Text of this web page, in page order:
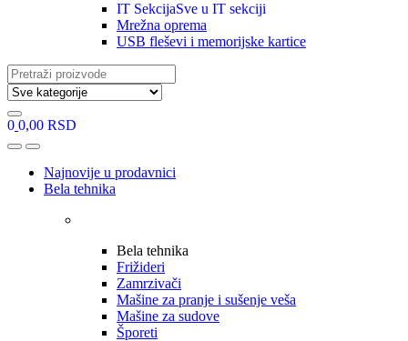
IT SekcijaSve u IT sekciji
Mrežna oprema
USB fleševi i memorijske kartice
Search
for:
0 0,00 RSD
OpenClose
Najnovije u prodavnici
Bela tehnika
Bela tehnika
Frižideri
Zamrzivači
Mašine za pranje i sušenje veša
Mašine za sudove
Šporeti